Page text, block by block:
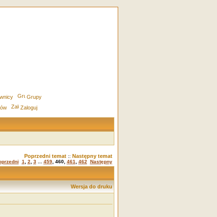
Grupy
Zaloguj
Poprzedni temat:: Następny temat
1 2 3... 459, 460, 461 462 Następny
Wersja do druku